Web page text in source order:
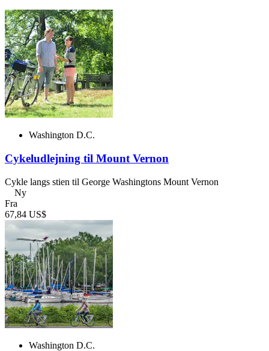
Washington D.C.
Cykeludlejning til Mount Vernon
Cykle langs stien til George Washingtons Mount Vernon
Ny
Fra
67,84 US$
Washington D.C.